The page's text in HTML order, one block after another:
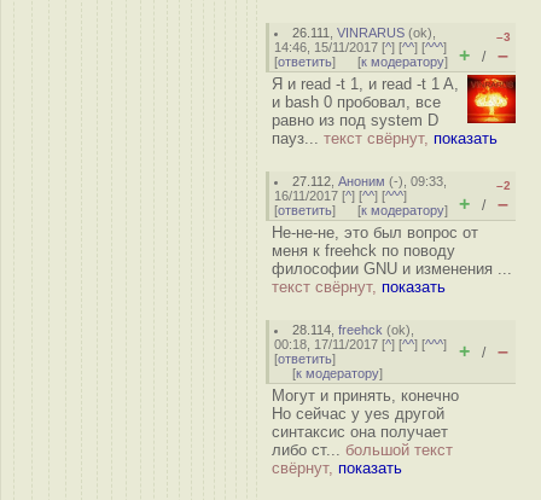
26.111 ,VINRARUS (ok),
14:46, 15/11/2017 [^] [^^] [^^^]
[ответить] [к модератору]
–3
+ / –
Я и read -t 1, и read -t 1 A,
и bash 0 пробовал, все
равно из под system D
пауз... текст свёрнут, показать
27.112 ,Аноним (-), 09:33,
16/11/2017 [^] [^^] [^^^]
[ответить] [к модератору]
–2
+ / –
Не-не-не, это был вопрос от
меня к freehck по поводу
философии GNU и изменения ...
текст свёрнут, показать
28.114 ,freehck (ok),
00:18, 17/11/2017 [^] [^^] [^^^]
[ответить]
[к модератору]
+ / –
Могут и принять, конечно
Но сейчас у yes другой
синтаксис она получает
либо ст... большой текст
свёрнут, показать